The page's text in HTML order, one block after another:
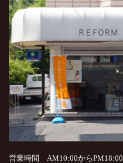
営業時間 AM10:00からPM18:00